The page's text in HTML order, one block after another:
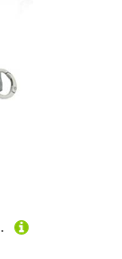
Essentials Leichter Kartenkoffer